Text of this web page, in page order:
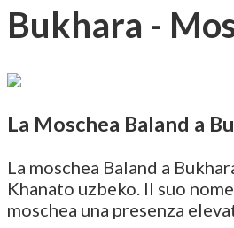
Bukhara -
La Moschea Baland a
La moschea Baland a
Khanato uzbeko. Il suo
moschea una presenza